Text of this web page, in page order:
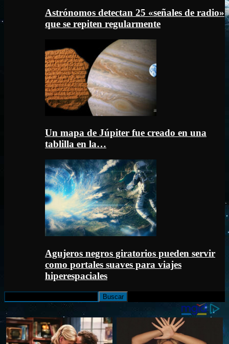
Astrónomos detectan 25 «señales de radio»
que se repiten regularmente
Un mapa de Júpiter fue creado en una
tablilla en la…
Agujeros negros giratorios pueden servir
como portales suaves para viajes
hiperespaciales